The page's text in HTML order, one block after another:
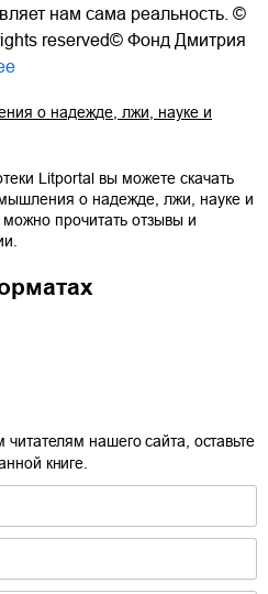
нам сама реальность. ©
reserved© Фонд Дмитрия
о надежде, лжи, науке и
Litportal вы можете скачать
о надежде, лжи, науке и
можно прочитать отзывы и
нашего сайта, оставьте
книге.